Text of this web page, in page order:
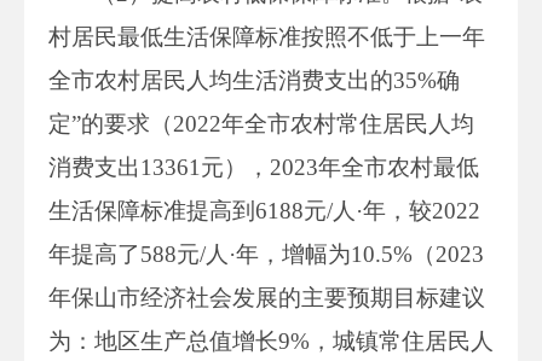
村居民最低生活保障标准按照不低于上一年
全市农村居民人均生活消费支出的35%确
定”的要求（2022年全市农村常住居民人均
消费支出13361元），2023年全市农村最低
生活保障标准提高到6188元/人·年，较2022
年提高了588元/人·年，增幅为10.5%（2023
年保山市经济社会发展的主要预期目标建议
为：地区生产总值增长9%，城镇常住居民人